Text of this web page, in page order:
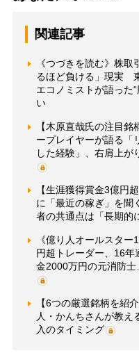
関連記事
《つづきを読む》株
るほど負ける」現実
エコノミストが語った
い
【木原直哉氏の注目
ープレイヤーが語る「
した経験」、右肩上が
【生涯獲得賞金3億円
に「最近の稼ぎ」を
者の共通点は「長期的
《億り人オールスタ
円超トレーダー、16年
金2000万円の元消防
【6つの厳選銘柄を紹
人・かんちさんが教え
入のタイミング